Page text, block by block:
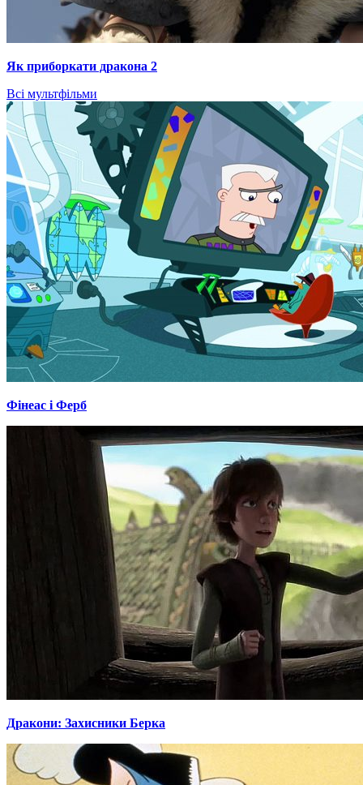
Як приборкати дракона 2
Всі мультфільми
Фінеас і Ферб
Дракони: Захисники Берка